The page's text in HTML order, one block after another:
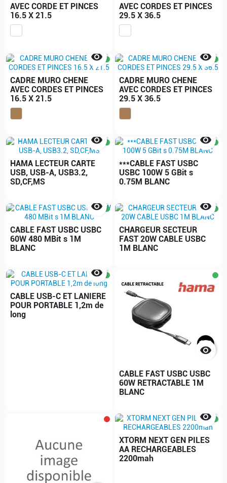
AVEC CORDE ET PINCES
16.5 X 21.5
AVEC CORDES ET PINCES
29.5 X 36.5

CADRE MURO CHENE
AVEC CORDES ET PINCES
16.5 X 21.5

CADRE MURO CHENE
AVEC CORDES ET PINCES
29.5 X 36.5

HAMA LECTEUR CARTE
USB, USB-A, USB3.2,
SD,CF,MS

***CABLE FAST USBC
USBC 100W 5 GBit s
0.75M BLANC

CABLE FAST USBC USBC
60W 480 MBit s 1M
BLANC

CHARGEUR SECTEUR
FAST 20W CABLE USBC
1M BLANC

CABLE USB-C ET LANIERE
POUR PORTABLE 1,2m de
long

CABLE FAST USBC USBC
60W RETRACTABLE 1M
BLANC

XTORM NEXT GEN PILES
AA RECHARGEABLES
2200mah